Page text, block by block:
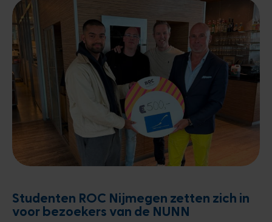
Studenten ROC Nijmegen zetten zich in
voor bezoekers van de NUNN